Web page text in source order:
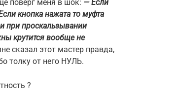
поверг меня в шок: — Если
кнопка нажата то муфта
при проскальзывании
крутится вообще не
сказал этот мастер правда,
толку от него НУЛЬ.
?